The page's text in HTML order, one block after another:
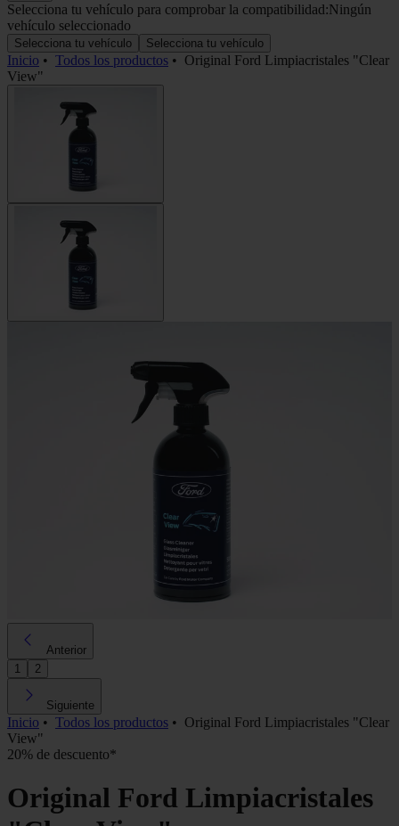
Selecciona tu vehículo para comprobar la compatibilidad:Ningún
vehículo seleccionado
Selecciona tu vehículo Selecciona tu vehículo
Inicio • Todos los productos • Original Ford Limpiacristales "Clear
View"
Anterior
1
2
Siguiente
Inicio • Todos los productos • Original Ford Limpiacristales "Clear
View"
20% de descuento*
Original Ford Limpiacristales